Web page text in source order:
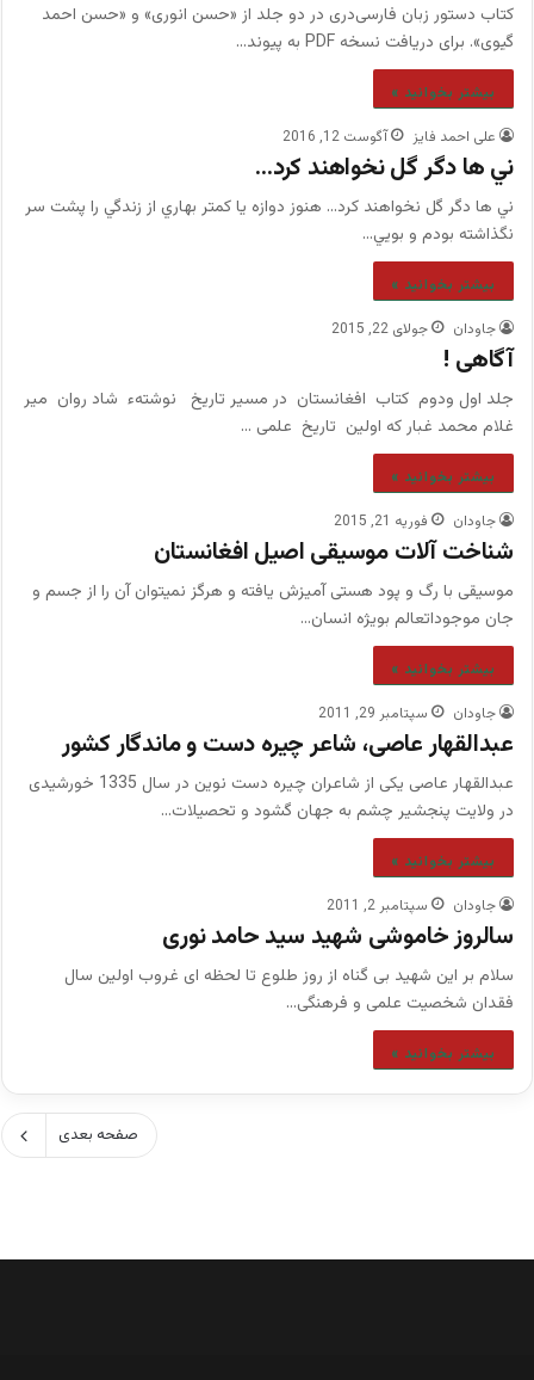
کتاب دستور زبان فارسی‌دری در دو جلد از «حسن انوری» و «حسن احمد
گیوی». برای دریافت نسخه‌ PDF به پیوند…
بیشتر بخوانید »
علی احمد فایز آگوست 12, 2016
ني ها دگر گل نخواهند كرد…
ني ها دگر گل نخواهند كرد… هنوز دوازه يا كمتر بهاري از زندگي را پشت سر
نگذاشته بودم و بويي…
بیشتر بخوانید »
جاودان جولای 22, 2015
آگاهی !
جلد اول ودوم کتاب افغانستان در مسیر تاریخ نوشتهء شاد روان میر
غلام محمد غبار که اولین تاریخ علمی …
بیشتر بخوانید »
جاودان فوریه 21, 2015
شناخت آلات موسیقی اصیل افغانستان
موسیقی با رگ و پود هستی آمیزش یافته و هرگز نمی‏توان آن را از جسم و
جان موجوداتعالم بویژه انسان…
بیشتر بخوانید »
جاودان سپتامبر 29, 2011
عبدالقهار عاصی، شاعر چیره دست و ماندگار کشور
عبدالقهار عاصی یکی از شاعران چیره دست نوین در سال 1335 خورشیدی‌
در ولایت پنجشیر چشم به جهان گشود و تحصیلات…
بیشتر بخوانید »
جاودان سپتامبر 2, 2011
سالروز خاموشی شهید سید حامد نوری
سلام بر این شهید بی گناه از روز طلوع تا لحظه ای غروب اولین سال
فقدان شخصیت علمی و فرهنگی…
بیشتر بخوانید »
صفحه بعدی